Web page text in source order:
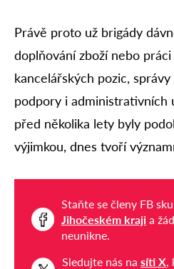
Právě proto už brigády
doplňování zboží nebo
kancelářských pozic,
podpory i administrativních
před několika lety byly
výjimkou, dnes tvoří
Staňte se členy FB
Jihočeském kraji a
neunikne.
Sledujte nás na síti X,